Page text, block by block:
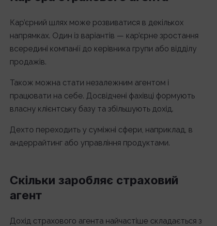
Кар’єрний шлях може розвиватися в декількох
напрямках. Один із варіантів — кар’єрне зростання
всередині компанії до керівника групи або відділу
продажів.
Також можна стати незалежним агентом і
працювати на себе. Досвідчені фахівці формують
власну клієнтську базу та збільшують дохід.
Дехто переходить у суміжні сфери, наприклад, в
андеррайтинг або управління продуктами.
Скільки заробляє страховий
агент
Дохід страхового агента найчастіше складається з